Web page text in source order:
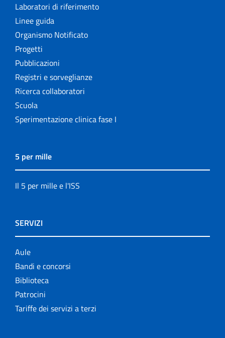
Laboratori di riferimento
Linee guida
Organismo Notificato
Progetti
Pubblicazioni
Registri e sorveglianze
Ricerca collaboratori
Scuola
Sperimentazione clinica fase I
5 per mille
Il 5 per mille e l'ISS
SERVIZI
Aule
Bandi e concorsi
Biblioteca
Patrocini
Tariffe dei servizi a terzi